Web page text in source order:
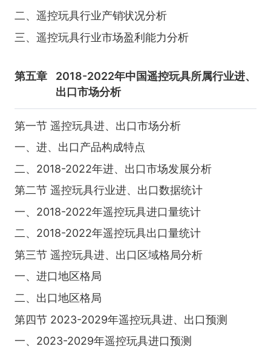
二、遥控玩具行业产销状况分析
三、遥控玩具行业市场盈利能力分析
第五章
2018-2022年中国遥控玩具所属行业进、
出口市场分析
第一节 遥控玩具进、出口市场分析
一、进、出口产品构成特点
二、2018-2022年进、出口市场发展分析
第二节 遥控玩具行业进、出口数据统计
一、2018-2022年遥控玩具进口量统计
二、2018-2022年遥控玩具出口量统计
第三节 遥控玩具进、出口区域格局分析
一、进口地区格局
二、出口地区格局
第四节 2023-2029年遥控玩具进、出口预测
一、2023-2029年遥控玩具进口预测